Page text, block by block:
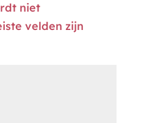
niet
velden zijn